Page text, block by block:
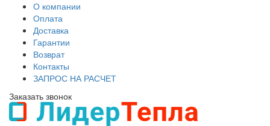
О компании
Оплата
Доставка
Гарантии
Возврат
Контакты
ЗАПРОС НА РАСЧЕТ
Заказать звонок